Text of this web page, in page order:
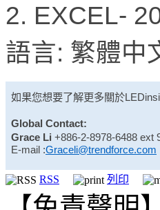
2. EXCEL-
語言: 繁體中
如果您想要了解更多關於
Global Contact:
Grace Li +886-2-8978-6488 ext
E-mail :Graceli@trendforce.com
RSS 列印